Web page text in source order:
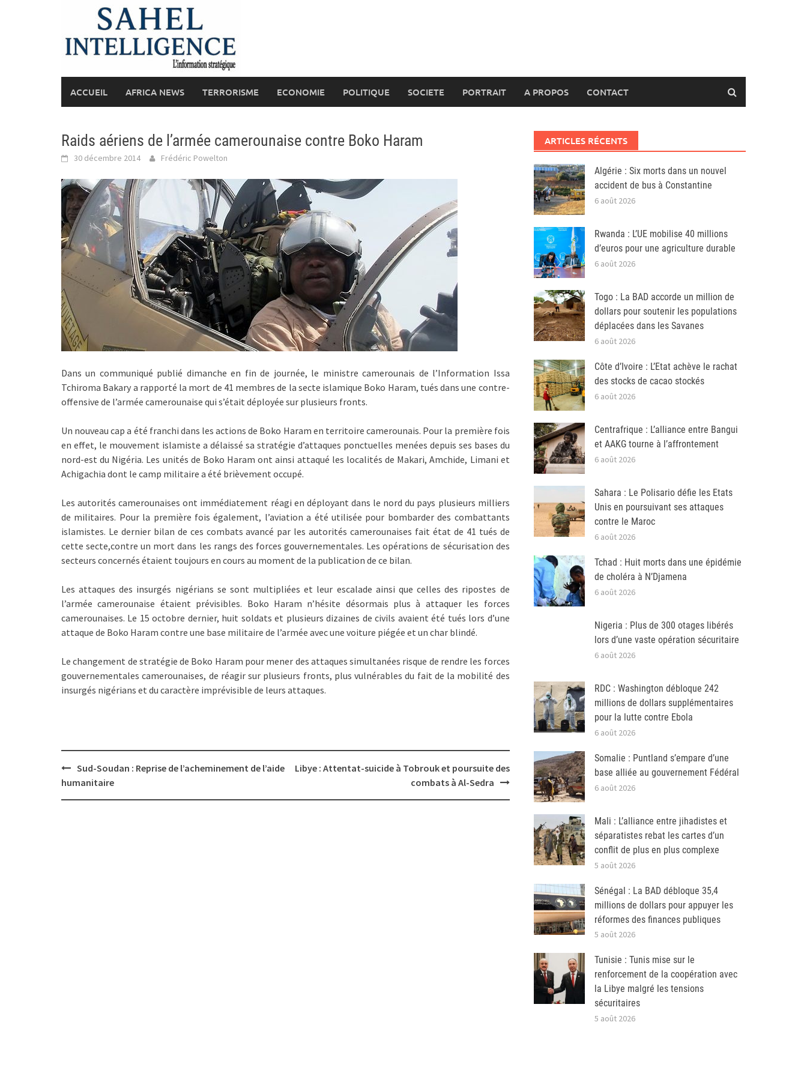
ACCUEIL AFRICA NEWS TERRORISME ECONOMIE POLITIQUE SOCIETE PORTRAIT A PROPOS CONTACT
Raids aériens de l’armée camerounaise contre Boko Haram
30 décembre 2014 Frédéric Powelton
Dans un communiqué publié dimanche en fin de journée, le ministre camerounais de l’Information Issa
Tchiroma Bakary a rapporté la mort de 41 membres de la secte islamique Boko Haram, tués dans une contre-
offensive de l’armée camerounaise qui s’était déployée sur plusieurs fronts.
Un nouveau cap a été franchi dans les actions de Boko Haram en territoire camerounais. Pour la première fois
en effet, le mouvement islamiste a délaissé sa stratégie d’attaques ponctuelles menées depuis ses bases du
nord-est du Nigéria. Les unités de Boko Haram ont ainsi attaqué les localités de Makari, Amchide, Limani et
Achigachia dont le camp militaire a été brièvement occupé.
Les autorités camerounaises ont immédiatement réagi en déployant dans le nord du pays plusieurs milliers
de militaires. Pour la première fois également, l’aviation a été utilisée pour bombarder des combattants
islamistes. Le dernier bilan de ces combats avancé par les autorités camerounaises fait état de 41 tués de
cette secte,contre un mort dans les rangs des forces gouvernementales. Les opérations de sécurisation des
secteurs concernés étaient toujours en cours au moment de la publication de ce bilan.
Les attaques des insurgés nigérians se sont multipliées et leur escalade ainsi que celles des ripostes de
l’armée camerounaise étaient prévisibles. Boko Haram n’hésite désormais plus à attaquer les forces
camerounaises. Le 15 octobre dernier, huit soldats et plusieurs dizaines de civils avaient été tués lors d’une
attaque de Boko Haram contre une base militaire de l’armée avec une voiture piégée et un char blindé.
Le changement de stratégie de Boko Haram pour mener des attaques simultanées risque de rendre les forces
gouvernementales camerounaises, de réagir sur plusieurs fronts, plus vulnérables du fait de la mobilité des
insurgés nigérians et du caractère imprévisible de leurs attaques.
Post
navigation
Sud-Soudan : Reprise de l’acheminement de l’aide
humanitaire
Libye : Attentat-suicide à Tobrouk et poursuite des
combats à Al-Sedra
ARTICLES RÉCENTS
Algérie : Six morts dans un nouvel
accident de bus à Constantine
6 août 2026
Rwanda : L’UE mobilise 40 millions
d’euros pour une agriculture durable
6 août 2026
Togo : La BAD accorde un million de
dollars pour soutenir les populations
déplacées dans les Savanes
6 août 2026
Côte d’Ivoire : L’Etat achève le rachat
des stocks de cacao stockés
6 août 2026
Centrafrique : L’alliance entre Bangui
et AAKG tourne à l’affrontement
6 août 2026
Sahara : Le Polisario défie les Etats
Unis en poursuivant ses attaques
contre le Maroc
6 août 2026
Tchad : Huit morts dans une épidémie
de choléra à N’Djamena
6 août 2026
Nigeria : Plus de 300 otages libérés
lors d’une vaste opération sécuritaire
6 août 2026
RDC : Washington débloque 242
millions de dollars supplémentaires
pour la lutte contre Ebola
6 août 2026
Somalie : Puntland s’empare d’une
base alliée au gouvernement Fédéral
6 août 2026
Mali : L’alliance entre jihadistes et
séparatistes rebat les cartes d’un
conflit de plus en plus complexe
5 août 2026
Sénégal : La BAD débloque 35,4
millions de dollars pour appuyer les
réformes des finances publiques
5 août 2026
Tunisie : Tunis mise sur le
renforcement de la coopération avec
la Libye malgré les tensions
sécuritaires
5 août 2026